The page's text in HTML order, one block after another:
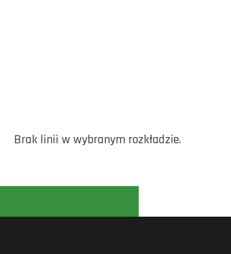
Brak linii w wybranym rozkładzie.